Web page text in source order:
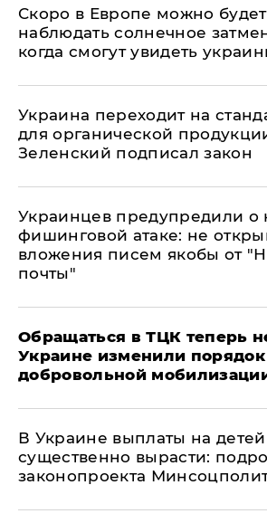
Скоро в Европе можно будет
наблюдать солнечное
когда смогут увидеть
Украина переходит на
для органической
Зеленский подписал закон
Украинцев предупредили о
фишинговой атаке: не
вложения писем якобы от
почты"
Обращаться в ТЦК теперь
Украине изменили порядок
добровольной
В Украине выплаты на детей
существенно вырасти:
законопроекта